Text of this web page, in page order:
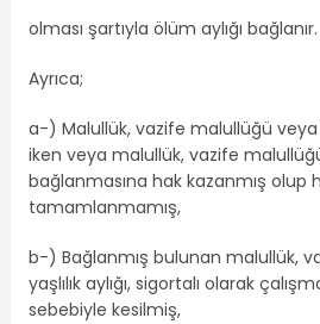
olması şartıyla ölüm aylığı bağlanır.
Ayrıca;
a-) Malullük, vazife malullüğü veya
iken veya malullük, vazife malullüğü
bağlanmasına hak kazanmış olup
tamamlanmamış,
b-) Bağlanmış bulunan malullük,
yaşlılık aylığı, sigortalı olarak
sebebiyle kesilmiş,